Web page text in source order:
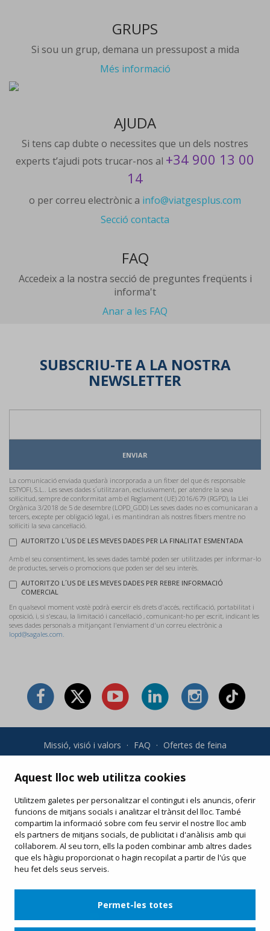
Aquest lloc web utilitza cookies
Utilitzem galetes per personalitzar el contingut i els anuncis, oferir
funcions de mitjans socials i analitzar el trànsit del lloc. També
compartim la informació sobre com feu servir el nostre lloc amb
els partners de mitjans socials, de publicitat i d'anàlisis amb qui
col·laborem. Al seu torn, ells la poden combinar amb altres dades
que els hàgiu proporcionat o hagin recopilat a partir de l'ús que
heu fet dels seus serveis.
Permet-les totes
GRUPS
Si sou un grup, demana un pressupost a mida
Més informació
AJUDA
Si tens cap dubte o necessites que un dels nostres
experts t’ajudi pots trucar-nos al +34 900 13 00
14
o per correu electrònic a info@viatgesplus.com
Secció contacta
FAQ
Accedeix a la nostra secció de preguntes freqüents i
informa't
Anar a les FAQ
SUBSCRIU-TE A LA NOSTRA
NEWSLETTER
ENVIAR
La comunicació enviada quedarà incorporada a un fitxer del que és responsable
ESTYOFI, S.L.. Les seves dades s´utilitzaran, exclusivament, per atendre la seva
sol·licitud, sempre de conformitat amb el Reglament (UE) 2016/679 (RGPD), la Llei
Orgànica 3/2018 de 5 de desembre (LOPD_GDD) Les seves dades no es comunicaran a
tercers, excepte per obligació legal, i es mantindran als nostres fitxers mentre no
sol·liciti la seva cancel·lació.
AUTORITZO L´US DE LES MEVES DADES PER LA FINALITAT ESMENTADA
Amb el seu consentiment, les seves dades també poden ser utilitzades per informar-lo
de productes, serveis o promocions que poden ser del seu interès.
AUTORITZO L´US DE LES MEVES DADES PER REBRE INFORMACIÓ
COMERCIAL
En qualsevol moment vostè podrà exercir els drets d'accés, rectificació, portabilitat i
oposició, i, si s'escau, la limitació i cancel·lació , comunicant-ho per escrit, indicant les
seves dades personals a mitjançant l'enviament d'un correu electrònic a
lopd@sagales.com.
Missió, visió i valors · FAQ · Ofertes de feina
compra · Política de cookies
Les teves compres online
Modifica o torna a imprimir el teu e-ticket